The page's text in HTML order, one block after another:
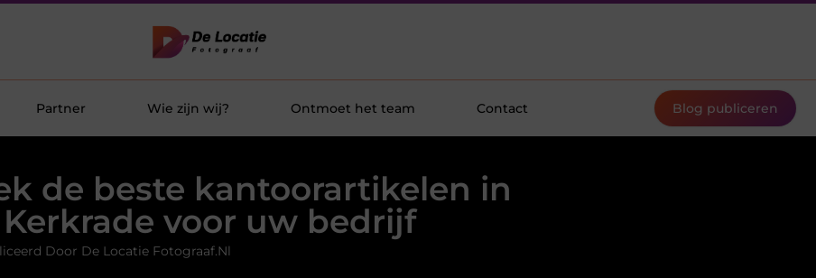
Partner Wie zijn wij? Ontmoet het team Contact Blog publiceren
de beste kantoorartikelen in
Kerkrade voor uw bedrijf
Door De Locatie Fotograaf.nl